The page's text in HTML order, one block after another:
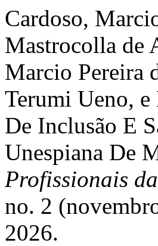
Cardoso,
Mastrocolla de
Marcio Pereira
Terumi Ueno,
De Inclusão E
Unespiana De
Profissionais
no. 2
2026.